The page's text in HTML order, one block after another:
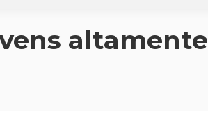
altamente